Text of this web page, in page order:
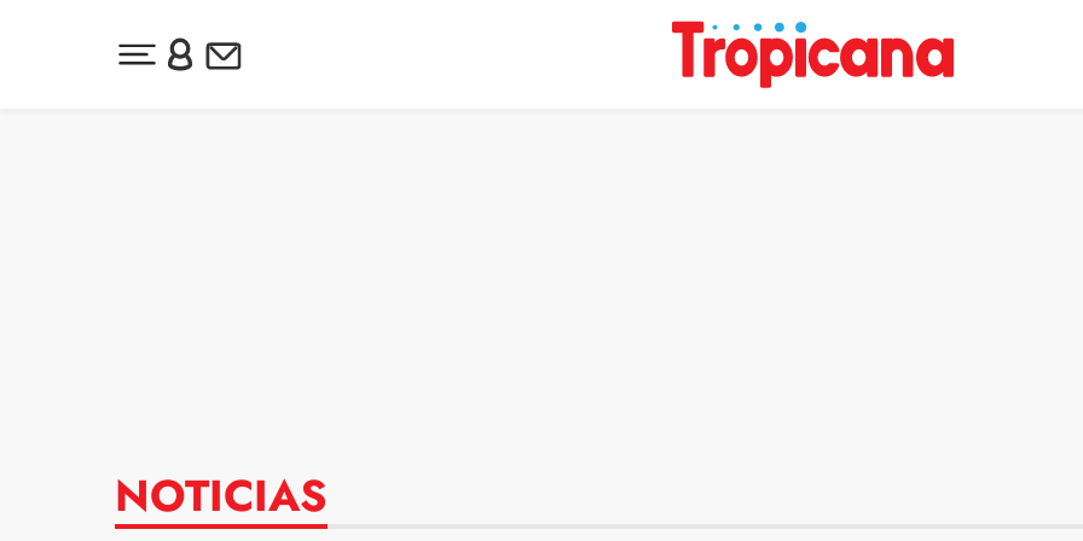
Desplegar menú principal
Inicia sesión o regístrate
Newsletter
NOTICIAS